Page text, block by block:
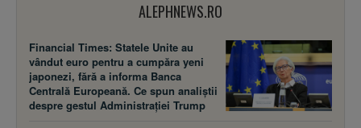
ALEPHNEWS.RO
Financial Times: Statele Unite au
vândut euro pentru a cumpăra yeni
japonezi, fără a informa Banca
Centrală Europeană. Ce spun analiștii
despre gestul Administrației Trump